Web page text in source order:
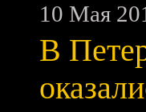
10 Мая
В